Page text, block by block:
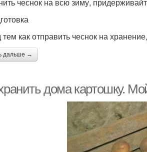
как отправить чеснок на
дальше →
дома картошку.